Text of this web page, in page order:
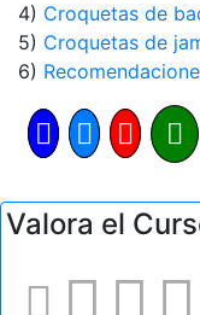
4) Croquetas de
5) Croquetas de
6)
Valora el